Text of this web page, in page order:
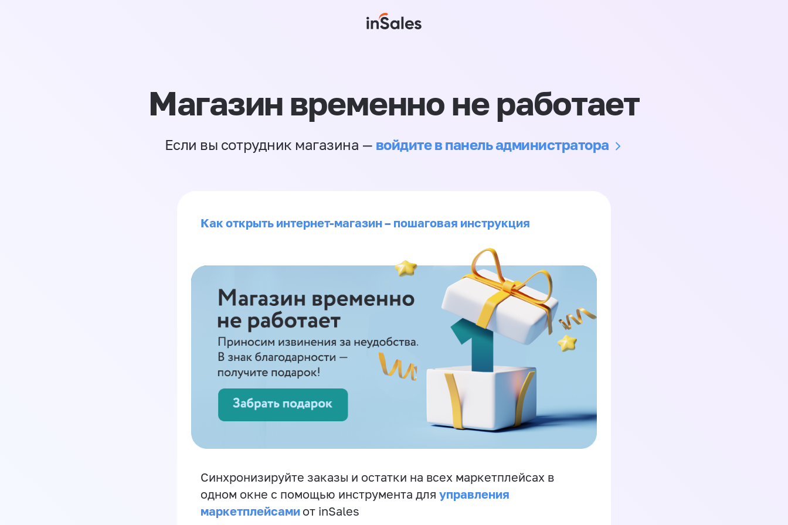
Магазин временно не работает
Если вы сотрудник магазина — войдите в панель администратора
Как открыть интернет-магазин – пошаговая инструкция
Синхронизируйте заказы и остатки на всех маркетплейсах в
одном окне с помощью инструмента для управления
маркетплейсами от inSales